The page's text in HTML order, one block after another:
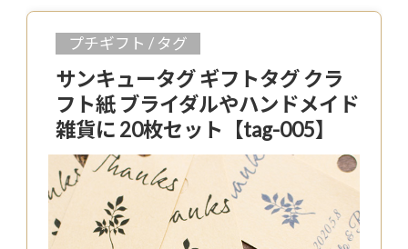
プチギフト / タグ
サンキュータグ ギフトタグ クラ
フト紙 ブライダルやハンドメイド
雑貨に 20枚セット【tag-005】